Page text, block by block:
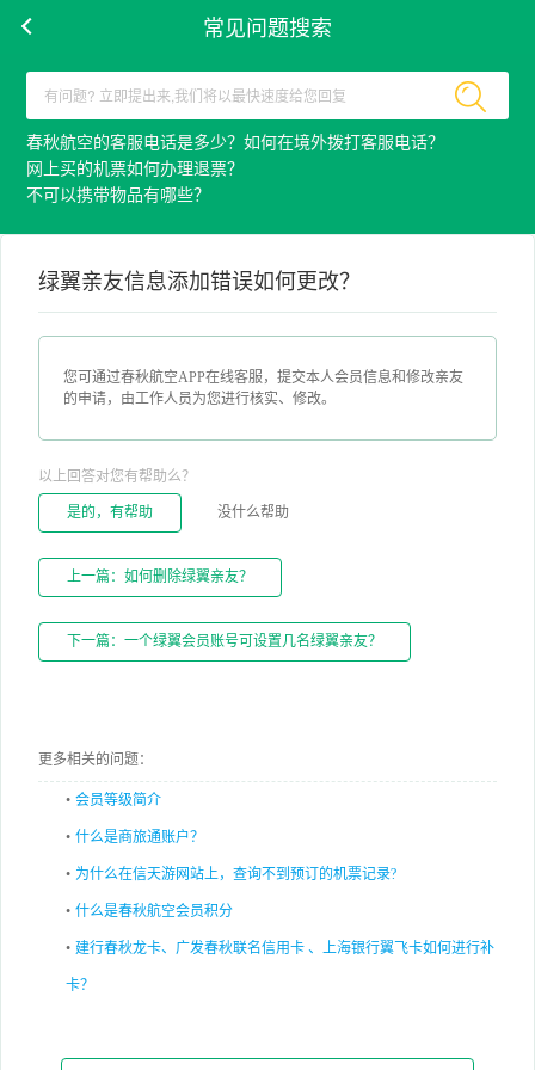
春秋航空的客服电话是多少？如何在境外拨打客服电话？
网上买的机票如何办理退票？
不可以携带物品有哪些？
常见问题搜索
绿翼亲友信息添加错误如何更改？
您可通过春秋航空APP在线客服，提交本人会员信息和修改亲友
的申请，由工作人员为您进行核实、修改。
以上回答对您有帮助么？
是的，有帮助 没什么帮助
上一篇：如何删除绿翼亲友？
下一篇：一个绿翼会员账号可设置几名绿翼亲友？
更多相关的问题：
• 会员等级简介
• 什么是商旅通账户？
• 为什么在信天游网站上，查询不到预订的机票记录?
• 什么是春秋航空会员积分
• 建行春秋龙卡、广发春秋联名信用卡 、上海银行翼飞卡如何进行补
卡？